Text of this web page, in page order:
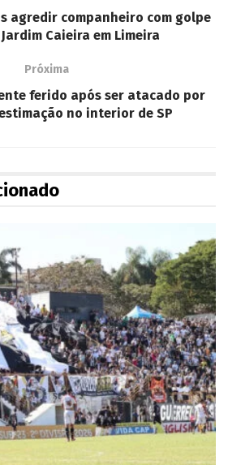
agredir companheiro com golpe
Caieira em Limeira
Próxima
ferido após ser atacado por
no interior de SP